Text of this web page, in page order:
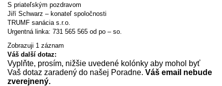
S priateľským pozdravom
Jiří Schwarz – konateľ spoločnosti
TRUMF sanácia s.r.o.
Urgentná linka: 731 565 565 od po – so.
Zobrazuji 1 záznam
Váš další dotaz:
Vyplňte, prosím, nižšie uvedené kolónky aby mohol byť
Vaš dotaz zaradený do našej Poradne. Váš email nebude
zverejnený.